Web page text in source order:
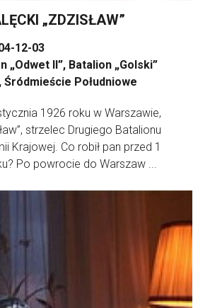
„ZDZISŁAW”
12-03
„Odwet II”, Batalion „Golski”
Śródmieście Południowe
1926 roku w Warszawie,
strzelec Drugiego Batalionu
Krajowej. Co robił pan przed 1
Po powrocie do Warszaw ...